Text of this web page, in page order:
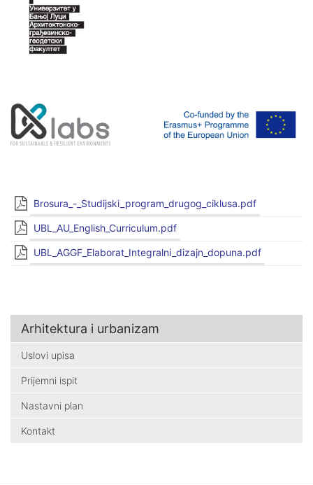
Arhitektura i urbanizam
Uslovi upisa
Prijemni ispit
Nastavni plan
Kontakt
Brosura_-_Studijski_program_drugog_ciklusa.pdf
UBL_AU_English_Curriculum.pdf
UBL_AGGF_Elaborat_Integralni_dizajn_dopuna.pdf